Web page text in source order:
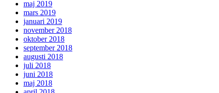
maj 2019
mars 2019
januari 2019
november 2018
oktober 2018
september 2018
augusti 2018
juli 2018
juni 2018
maj 2018